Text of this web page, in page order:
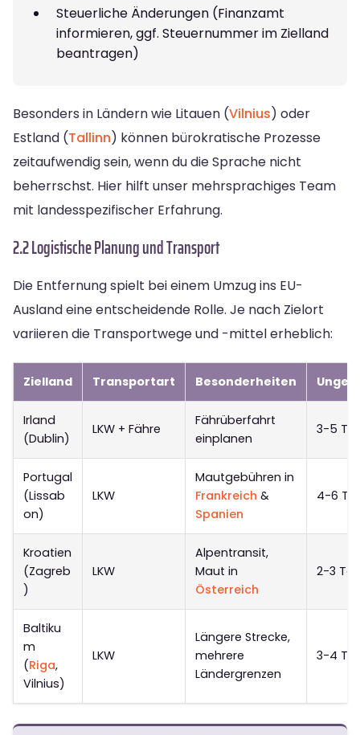
Steuerliche Änderungen (Finanzamt
informieren, ggf. Steuernummer im Zielland
beantragen)
Besonders in Ländern wie Litauen (Vilnius) oder
Estland (Tallinn) können bürokratische Prozesse
zeitaufwendig sein, wenn du die Sprache nicht
beherrschst. Hier hilft unser mehrsprachiges Team
mit landesspezifischer Erfahrung.
2.2 Logistische Planung und Transport
Die Entfernung spielt bei einem Umzug ins EU-
Ausland eine entscheidende Rolle. Je nach Zielort
variieren die Transportwege und -mittel erheblich:
Zielland Transportart Besonderheiten
Irland
(Dublin)
LKW + Fähre
Fährüberfahrt
einplanen
3-5
Portugal
(Lissab
on)
LKW
Mautgebühren in
Frankreich &
Spanien
4-6
Kroatien
(Zagreb
)
LKW
Alpentransit,
Maut in
Österreich
2-3
Baltiku
m
(Riga,
Vilnius)
LKW
Längere Strecke,
mehrere
Ländergrenzen
3-4